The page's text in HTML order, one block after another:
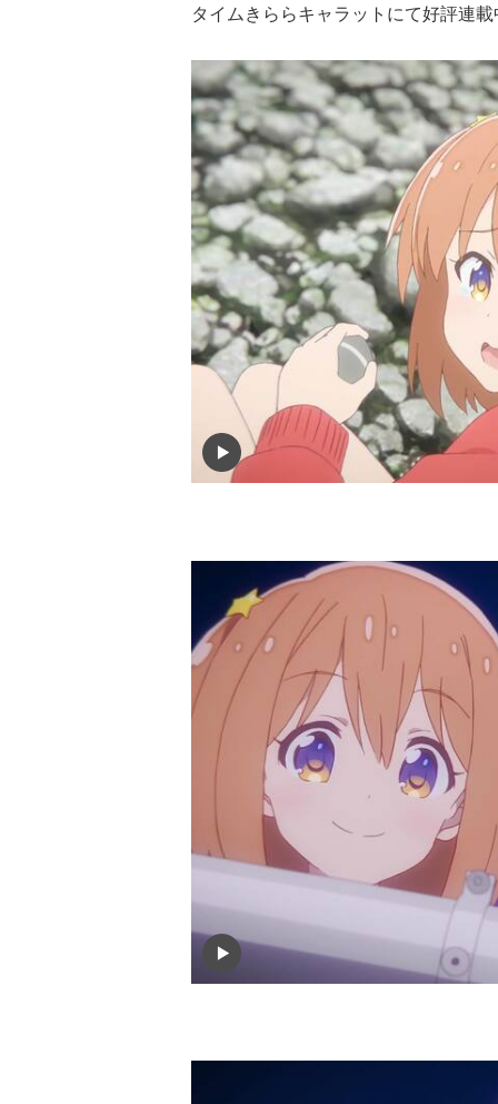
タイムきららキャラットにて好評連